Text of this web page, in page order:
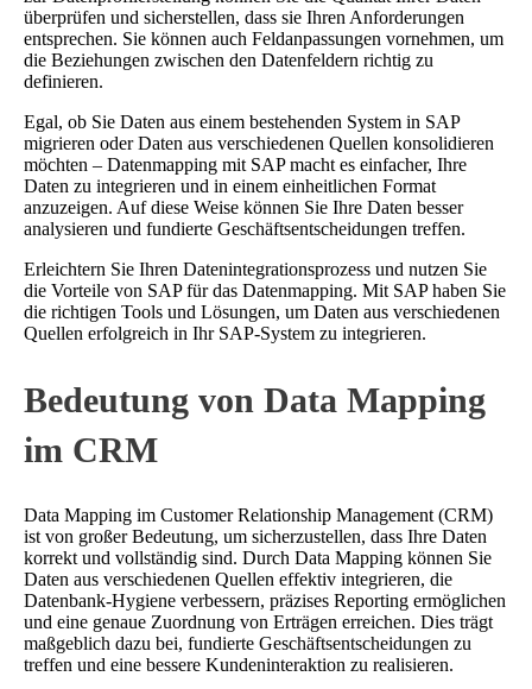
überprüfen und sicherstellen, dass sie Ihren Anforderungen
entsprechen. Sie können auch Feldanpassungen vornehmen, um
die Beziehungen zwischen den Datenfeldern richtig zu
definieren.
Egal, ob Sie Daten aus einem bestehenden System in SAP
migrieren oder Daten aus verschiedenen Quellen konsolidieren
möchten – Datenmapping mit SAP macht es einfacher, Ihre
Daten zu integrieren und in einem einheitlichen Format
anzuzeigen. Auf diese Weise können Sie Ihre Daten besser
analysieren und fundierte Geschäftsentscheidungen treffen.
Erleichtern Sie Ihren Datenintegrationsprozess und nutzen Sie
die Vorteile von SAP für das Datenmapping. Mit SAP haben Sie
die richtigen Tools und Lösungen, um Daten aus verschiedenen
Quellen erfolgreich in Ihr SAP-System zu integrieren.
Bedeutung von Data Mapping
im CRM
Data Mapping im Customer Relationship Management (CRM)
ist von großer Bedeutung, um sicherzustellen, dass Ihre Daten
korrekt und vollständig sind. Durch Data Mapping können Sie
Daten aus verschiedenen Quellen effektiv integrieren, die
Datenbank-Hygiene verbessern, präzises Reporting ermöglichen
und eine genaue Zuordnung von Erträgen erreichen. Dies trägt
maßgeblich dazu bei, fundierte Geschäftsentscheidungen zu
treffen und eine bessere Kundeninteraktion zu realisieren.